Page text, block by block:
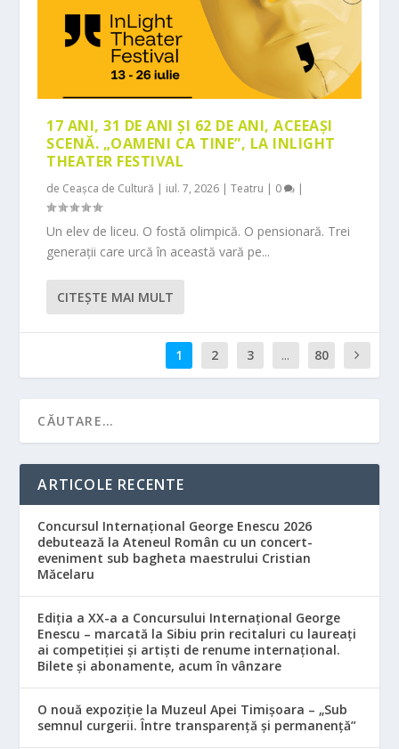
17 ANI, 31 DE ANI ȘI 62 DE ANI, ACEEAȘI
SCENĂ. „OAMENI CA TINE”, LA INLIGHT
THEATER FESTIVAL
de Ceașca de Cultură | iul. 7, 2026 |Teatru | 0 |
Un elev de liceu. O fostă olimpică. O pensionară. Trei
generații care urcă în această vară pe...
CITEŞTE MAI MULT
1 2 3 ... 80
ARTICOLE RECENTE
Concursul Internațional George Enescu 2026
debutează la Ateneul Român cu un concert-
eveniment sub bagheta maestrului Cristian
Măcelaru
Ediția a XX-a a Concursului Internațional George
Enescu – marcată la Sibiu prin recitaluri cu laureați
ai competiției și artiști de renume internațional.
Bilete și abonamente, acum în vânzare
O nouă expoziție la Muzeul Apei Timișoara – „Sub
semnul curgerii. Între transparență și permanență”